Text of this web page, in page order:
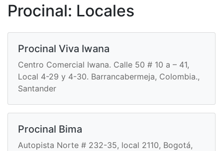
Procinal: Locales
Procinal Viva Iwana
Centro Comercial Iwana. Calle 50 # 10 a – 41,
Local 4-29 y 4-30. Barrancabermeja, Colombia.,
Santander
Procinal Bima
Autopista Norte # 232-35, local 2110, Bogotá,